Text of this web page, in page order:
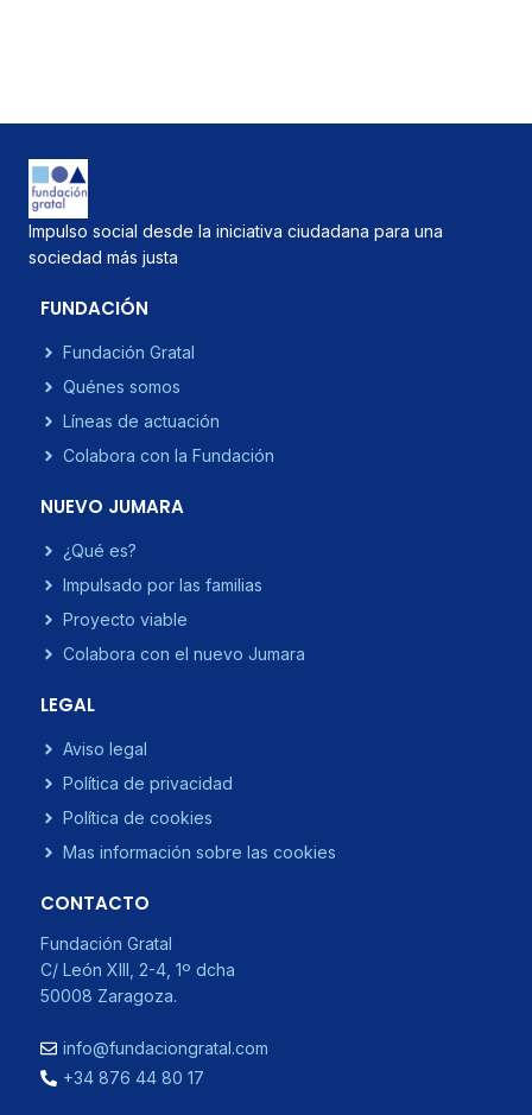
Impulso social desde la iniciativa ciudadana para una
sociedad más justa
FUNDACIÓN
Fundación Gratal
Quénes somos
Líneas de actuación
Colabora con la Fundación
NUEVO JUMARA
¿Qué es?
Impulsado por las familias
Proyecto viable
Colabora con el nuevo Jumara
LEGAL
Aviso legal
Política de privacidad
Política de cookies
Mas información sobre las cookies
CONTACTO
Fundación Gratal
C/ León XIII, 2-4, 1º dcha
50008 Zaragoza.
info@fundaciongratal.com
+34 876 44 80 17